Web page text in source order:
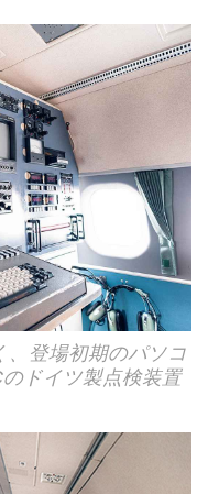
、登場初期のパソコ
ドイツ製点検装置